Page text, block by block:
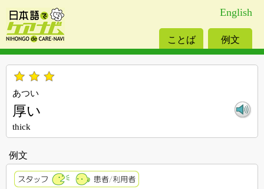
English
ことば 例文
あつい
厚い
thick
例文